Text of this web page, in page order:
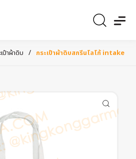
ป๋าผ้าดิบ / กระเป๋าผ้าดิบสกรีนโลโก้ intake